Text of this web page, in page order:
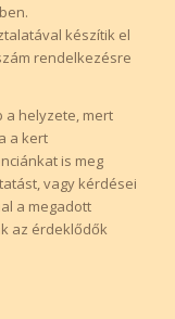
készítik el
rendelkezésre
a helyzete, mert
a kert
is meg
vagy kérdései
a megadott
az érdeklődők